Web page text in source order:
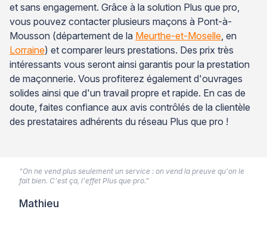
et sans engagement. Grâce à la solution Plus que pro,
vous pouvez contacter plusieurs maçons à Pont-à-
Mousson (département de la Meurthe-et-Moselle , en
Lorraine) et comparer leurs prestations. Des prix très
intéressants vous seront ainsi garantis pour la prestation
de maçonnerie. Vous profiterez également d'ouvrages
solides ainsi que d'un travail propre et rapide. En cas de
doute, faites confiance aux avis contrôlés de la clientèle
des prestataires adhérents du réseau Plus que pro !
“On ne vend plus seulement un service : on vend la preuve qu'on le
fait bien. C'est ça, l'effet Plus que pro.”
Mathieu